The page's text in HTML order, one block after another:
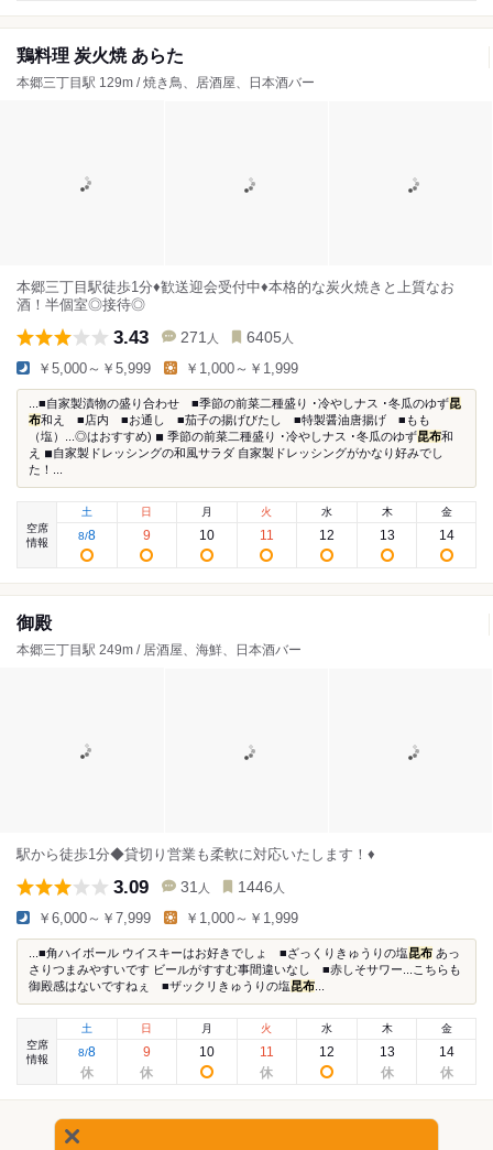
鶏料理 炭火焼 あらた
本郷三丁目駅 129m / 焼き鳥、居酒屋、日本酒バー
本郷三丁目駅徒歩1分♦︎歓送迎会受付中♦︎本格的な炭火焼きと上質なお
酒！半個室◎接待◎
3.43 271 人 6405 人
￥5,000～￥5,999 ￥1,000～￥1,999
...■自家製漬物の盛り合わせ ■季節の前菜二種盛り ･冷やしナス ･冬瓜のゆず昆
布和え ■店内 ■お通し ■茄子の揚げびたし ■特製醤油唐揚げ ■もも
（塩）...◎はおすすめ) ◾︎ 季節の前菜二種盛り ･冷やしナス ･冬瓜のゆず昆布和
え ◾︎自家製ドレッシングの和風サラダ 自家製ドレッシングがかなり好みでし
た！...
空席
情報
土
8/8
日
9
月
10
火
11
水
12
木
13
金
14
御殿
本郷三丁目駅 249m / 居酒屋、海鮮、日本酒バー
駅から徒歩1分◆貸切り営業も柔軟に対応いたします！♦
3.09 31 人 1446 人
￥6,000～￥7,999 ￥1,000～￥1,999
...■角ハイボール ウイスキーはお好きでしょ ■ざっくりきゅうりの塩昆布 あっ
さりつまみやすいです ビールがすすむ事間違いなし ■赤しそサワー...こちらも
御殿感はないですねぇ ■ザックリきゅうりの塩昆布
空席
情報
土
8/8
日
9
月
10
火
11
水
12
木
13
金
14